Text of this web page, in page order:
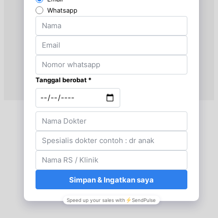
Jam 07:00 - 10:00
Rabu, 26/08/2026
Jam 07:00 - 10:00
Kamis, 27/08/2026
Jam 07:00 - 10:00
Jumat, 28/08/2026
Jam 07:00 - 10:00
Sabtu, 29/08/2026
Jam 07:00 - 11:00